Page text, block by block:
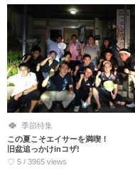
季節特集
この夏こそエイサーを満喫！
旧盆追っかけinコザ!
♡ 5 / 3965 views